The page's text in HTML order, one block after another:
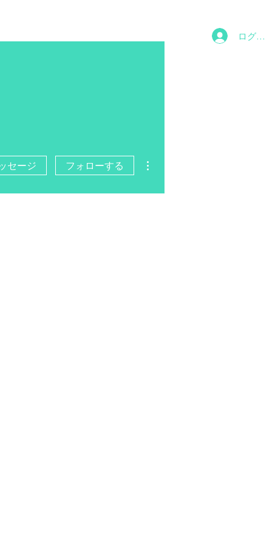
ログイン
セージ フォローする